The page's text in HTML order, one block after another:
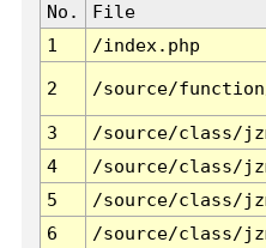
No. File
1
/index.php
2 /source/
3 /source/class/
4
/source/class/
5
/source/class/
6
/source/class/